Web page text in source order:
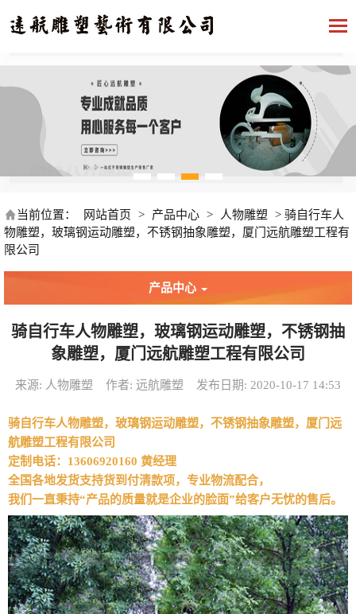
当前位置： 网站首页 > 产品中心 > 人物雕塑 > 骑自行车人
物雕塑，玻璃钢运动雕塑，不锈钢抽象雕塑，厦门远航雕塑工程有
限公司
产品中心
骑自行车人物雕塑，玻璃钢运动雕塑，不锈钢抽
象雕塑，厦门远航雕塑工程有限公司
来源: 人物雕塑 作者: 远航雕塑 发布日期: 2020-10-17 14:53
骑自行车人物雕塑，玻璃钢运动雕塑，不锈钢抽象雕塑，厦门远
航雕塑工程有限公司
定制电话：13606920160 黄经理
全国各地发货支持货到付清款项，专业物流配合，
我们一直秉持“产品的质量就是企业的脸面”给客户无忧的售后。